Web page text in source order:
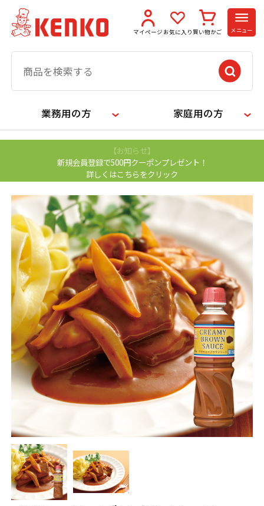
マイページ お気に入り 買い物かご メニュー
業務用の方 家庭用の方
【お知らせ】
新規会員登録で500円クーポンプレゼント！
詳しくはこちらをクリック